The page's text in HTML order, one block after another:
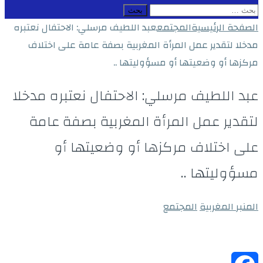
البحث
عن:
الصفحة الرئيسيةالمجتمععبد اللطيف مرسلي: الاحتفال نعتبره
مدخلا لتقدير عمل المرأة المغربية بصفة عامة على اختلاف
مركزها أو وضعيتها أو مسؤوليتها ..
عبد اللطيف مرسلي: الاحتفال نعتبره مدخلا
لتقدير عمل المرأة المغربية بصفة عامة
على اختلاف مركزها أو وضعيتها أو
مسؤوليتها ..
المنبر المغربيةالمجتمع